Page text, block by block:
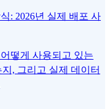
: 2026년 실제 배포 사
떻게 사용되고 있는
, 그리고 실제 데이터